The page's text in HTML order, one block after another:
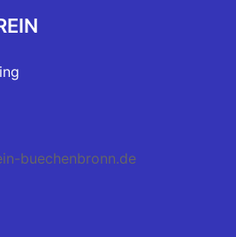
buechenbronn.de